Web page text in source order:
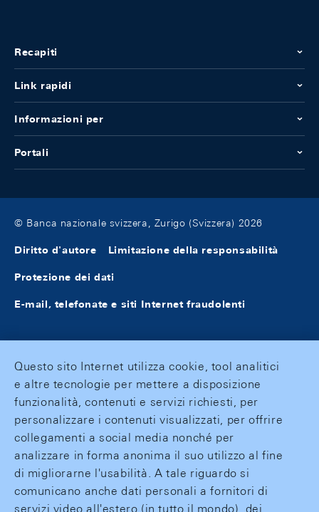
Recapiti
Link rapidi
Informazioni per
Portali
© Banca nazionale svizzera, Zurigo (Svizzera) 2026
Diritto d'autore Limitazione della responsabilità
Protezione dei dati
E-mail, telefonate e siti Internet fraudolenti
Questo sito Internet utilizza cookie, tool analitici
e altre tecnologie per mettere a disposizione
funzionalità, contenuti e servizi richiesti, per
personalizzare i contenuti visualizzati, per offrire
collegamenti a social media nonché per
analizzare in forma anonima il suo utilizzo al fine
di migliorarne l'usabilità. A tale riguardo si
comunicano anche dati personali a fornitori di
servizi video all'estero (in tutto il mondo), dei